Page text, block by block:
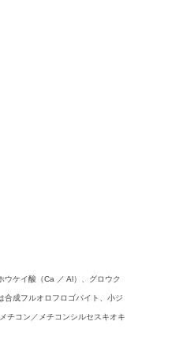
ケイ酸（Ca ／ Al）、グロウク
合成フルオロフロゴパイト、小ジ
チコン／メチコンシルセスキオキ